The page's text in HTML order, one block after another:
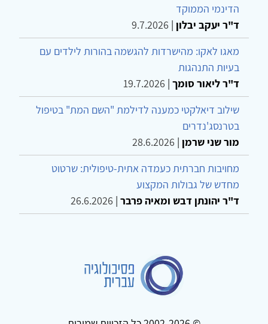
הדינמי הממוקד
ד"ר יעקב יבלון |
9.7.2026
מאגו לאקו: מהישרדות להגשמה בהורות לילדים עם
בעיות התנהגות
ד"ר ליאור סומך |
19.7.2026
שילוב דיאלקטי כמענה לדילמת "השם המת" בטיפול
בטרנסג'נדרים
מור שני שרמן |
28.6.2026
מחויבות חברתית כעמדה אתית-טיפולית: שרטוט
מחדש של גבולות המקצוע
ד"ר יהונתן דבש ומאיה פרבר |
26.6.2026